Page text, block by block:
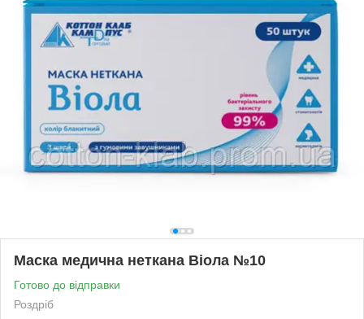
Маска медична неткана Віола №10
Готово до відправки
Роздріб